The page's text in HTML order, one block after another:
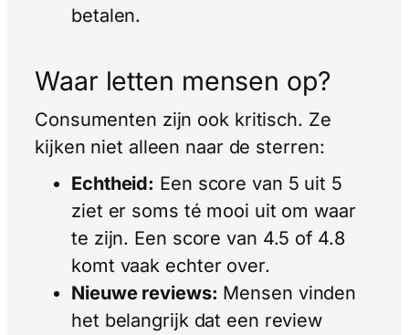
betalen.
Waar letten mensen op?
Consumenten zijn ook kritisch. Ze
kijken niet alleen naar de sterren:
Echtheid: Een score van 5 uit 5
ziet er soms té mooi uit om waar
te zijn. Een score van 4.5 of 4.8
komt vaak echter over.
Nieuwe reviews: Mensen vinden
het belangrijk dat een review